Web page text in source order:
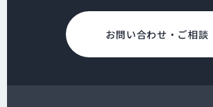
お問い合わせ・ご相談